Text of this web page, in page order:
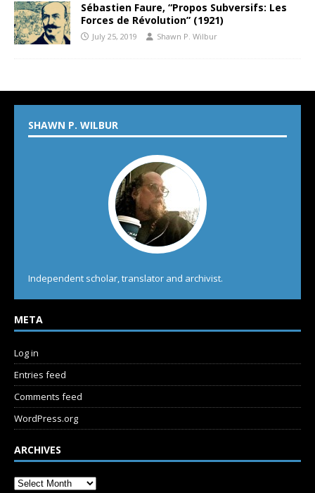
Sébastien Faure, “Propos Subversifs: Les
Forces de Révolution” (1921)
July 25, 2019 Shawn P. Wilbur
SHAWN P. WILBUR
Independent scholar, translator and archivist.
META
Log in
Entries feed
Comments feed
WordPress.org
ARCHIVES